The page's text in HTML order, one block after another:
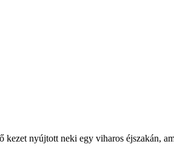
nyújtott neki egy viharos éjszakán,